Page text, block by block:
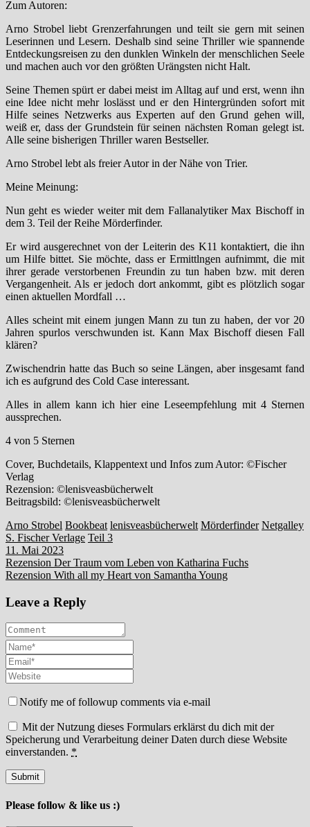
Zum Autoren:
Arno Strobel liebt Grenzerfahrungen und teilt sie gern mit seinen
Leserinnen und Lesern. Deshalb sind seine Thriller wie spannende
Entdeckungsreisen zu den dunklen Winkeln der menschlichen Seele
und machen auch vor den größten Urängsten nicht Halt.
Seine Themen spürt er dabei meist im Alltag auf und erst, wenn ihn
eine Idee nicht mehr loslässt und er den Hintergründen sofort mit
Hilfe seines Netzwerks aus Experten auf den Grund gehen will,
weiß er, dass der Grundstein für seinen nächsten Roman gelegt ist.
Alle seine bisherigen Thriller waren Bestseller.
Arno Strobel lebt als freier Autor in der Nähe von Trier.
Meine Meinung:
Nun geht es wieder weiter mit dem Fallanalytiker Max Bischoff in
dem 3. Teil der Reihe Mörderfinder.
Er wird ausgerechnet von der Leiterin des K11 kontaktiert, die ihn
um Hilfe bittet. Sie möchte, dass er Ermittlngen aufnimmt, die mit
ihrer gerade verstorbenen Freundin zu tun haben bzw. mit deren
Vergangenheit. Als er jedoch dort ankommt, gibt es plötzlich sogar
einen aktuellen Mordfall …
Alles scheint mit einem jungen Mann zu tun zu haben, der vor 20
Jahren spurlos verschwunden ist. Kann Max Bischoff diesen Fall
klären?
Zwischendrin hatte das Buch so seine Längen, aber insgesamt fand
ich es aufgrund des Cold Case interessant.
Alles in allem kann ich hier eine Leseempfehlung mit 4 Sternen
aussprechen.
4 von 5 Sternen
Cover, Buchdetails, Klappentext und Infos zum Autor: ©Fischer
Verlag
Rezension: ©lenisveasbücherwelt
Beitragsbild: ©lenisveasbücherwelt
Arno Strobel Bookbeat lenisveasbücherwelt Mörderfinder Netgalley
S. Fischer Verlage Teil 3
11. Mai 2023
Beitragsnavigation
Rezension Der Traum vom Leben von Katharina Fuchs
Rezension With all my Heart von Samantha Young
Leave a Reply
Notify me of followup comments via e-mail
Mit der Nutzung dieses Formulars erklärst du dich mit der
Speicherung und Verarbeitung deiner Daten durch diese Website
einverstanden. *
Please follow & like us :)